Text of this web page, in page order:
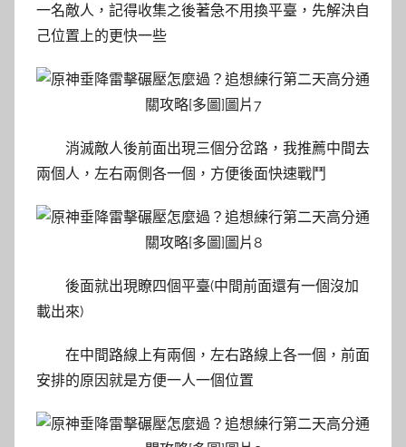
一名敵人，記得收集之後著急不用換平臺，先解決自
己位置上的更快一些
消滅敵人後前面出現三個分岔路，我推薦中間去
兩個人，左右兩側各一個，方便後面快速戰鬥
後面就出現瞭四個平臺(中間前面還有一個沒加
載出來)
在中間路線上有兩個，左右路線上各一個，前面
安排的原因就是方便一人一個位置